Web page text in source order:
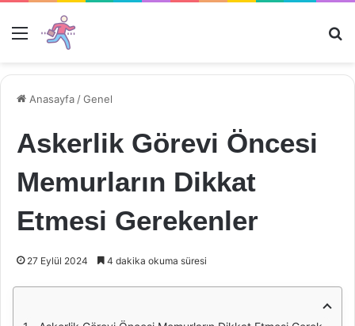
Menü
Anasayfa /Genel
Askerlik Görevi Öncesi
Memurların Dikkat
Etmesi Gerekenler
27 Eylül 2024 4 dakika okuma süresi